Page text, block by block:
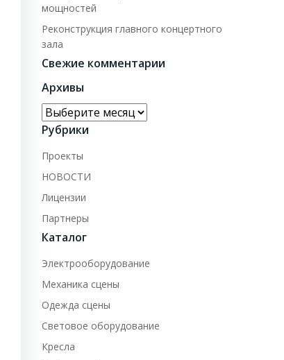
мощностей
Реконструкция главного концертного
зала
Свежие комментарии
Архивы
Архивы
Рубрики
Проекты
НОВОСТИ
Лицензии
Партнеры
Каталог
Электрооборудование
Механика сцены
Одежда сцены
Световое оборудование
Кресла